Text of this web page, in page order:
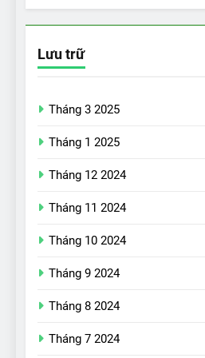
Lưu trữ
Tháng 3 2025
Tháng 1 2025
Tháng 12 2024
Tháng 11 2024
Tháng 10 2024
Tháng 9 2024
Tháng 8 2024
Tháng 7 2024